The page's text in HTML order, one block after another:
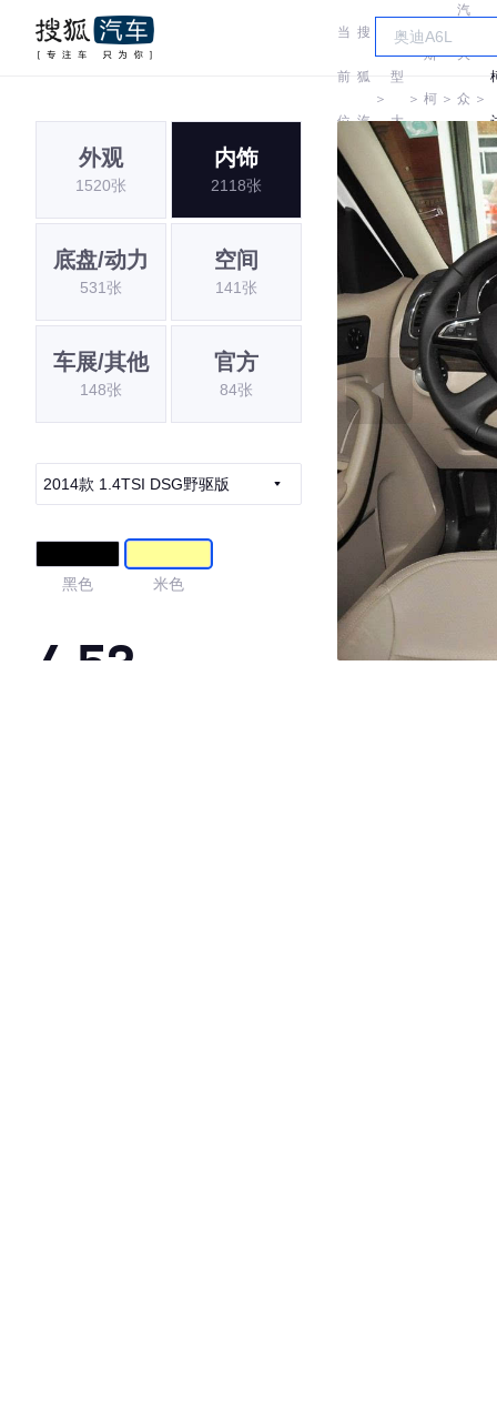
当
前
位
置:
搜
狐
汽
＞
车
型
大
全
＞
斯
柯 ＞
汽
大
众
斯
柯
达
＞
外观
1520张
内饰
2118张
底盘/动力
531张
空间
141张
车展/其他
148张
官方
84张
2014款 1.4TSI DSG野驱版
黑色 米色
4.53